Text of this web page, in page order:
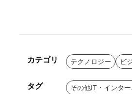
カテゴリ テクノロジー ビ
タグ その他IT・インター